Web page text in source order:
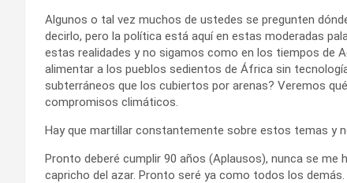
Algunos o tal vez muchos de ustedes se pregunten
decirlo, pero la política está aquí en estas moderadas
estas realidades y no sigamos como en los tiempos de
alimentar a los pueblos sedientos de África sin
subterráneos que los cubiertos por arenas? Veremos
compromisos climáticos.
Hay que martillar constantemente sobre estos temas y
Pronto deberé cumplir 90 años (Aplausos), nunca se
capricho del azar. Pronto seré ya como todos los